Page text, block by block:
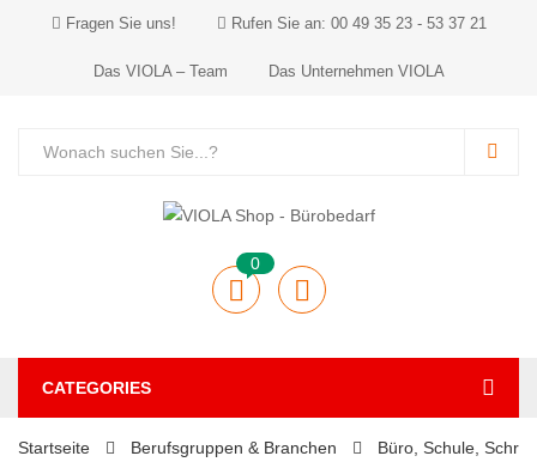
Fragen Sie uns! Rufen Sie an: 00 49 35 23 - 53 37 21
Das VIOLA – Team Das Unternehmen VIOLA
0
CATEGORIES
Startseite Berufsgruppen & Branchen Büro, Schule,